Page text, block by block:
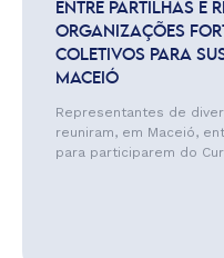
ENTRE PARTILHAS E
ORGANIZAÇÕES
COLETIVOS PARA
MACEIÓ
Representantes de
reuniram, em Maceió,
para participarem do